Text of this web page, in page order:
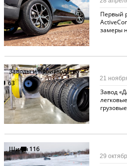
Первый
замеры
Заводы и производства
63
Завод
21
Шины 116
29